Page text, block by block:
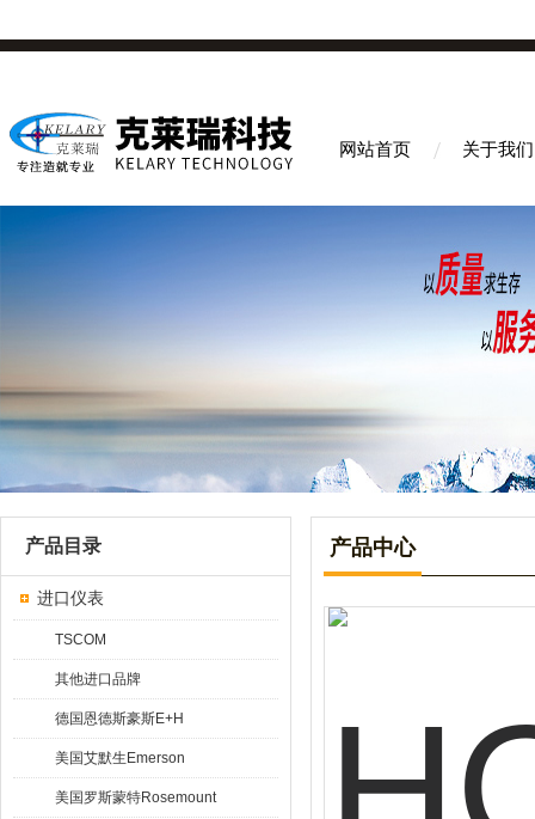
网站首页 关于我们
产品目录
进口仪表
TSCOM
其他进口品牌
德国恩德斯豪斯E+H
美国艾默生Emerson
美国罗斯蒙特Rosemount
产品中心